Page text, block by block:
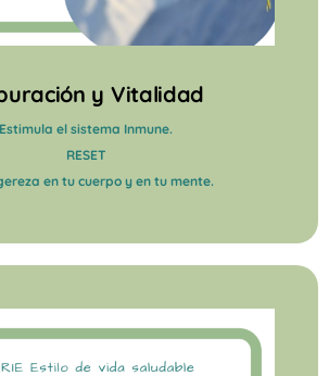
y Vitalidad
Estimula el sistema Inmune.
RESET
en tu cuerpo y en tu mente.